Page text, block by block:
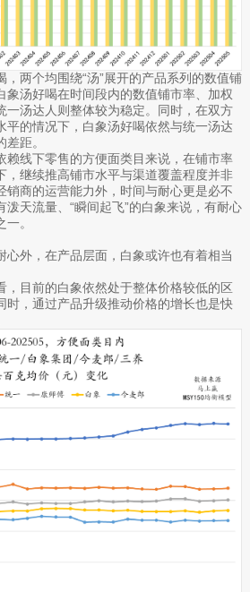
，两个均围绕“汤”展开的产品系列的数值铺
象汤好喝在时间段内的数值铺市率、加权
一汤达人则整体较为稳定。同时，在双方
平的情况下，白象汤好喝依然与统一汤达
距。
赖线下零售的方便面类目来说，在铺市率
，继续推高铺市水平与渠道覆盖程度并非
销商的运营能力外，时间与耐心更是必不
天流量、“瞬间起飞”的白象来说，有耐心
。
心外，在产品层面，白象或许也有着相当
，目前的白象依然处于整体价格较低的区
时，通过产品升级推动价格的增长也是快